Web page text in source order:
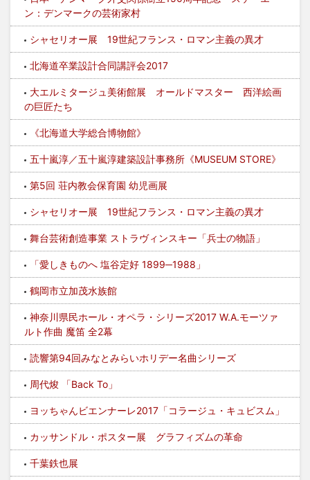
ン：デンマークの芸術家村
シャセリオー展 19世紀フランス・ロマン主義の異才
北海道卒業設計合同講評会2017
大エルミタージュ美術館展 オールドマスター 西洋絵画
の巨匠たち
《北海道大学総合博物館》
五十嵐淳／五十嵐淳建築設計事務所《MUSEUM STORE》
第5回 荘内教会保育園 幼児画展
シャセリオー展 19世紀フランス・ロマン主義の異才
舞台芸術創造事業 ストラヴィンスキー「兵士の物語」
「愛しきものへ 塩谷定好 1899─1988」
鶴岡市立加茂水族館
神奈川県民ホール・オペラ・シリーズ2017 W.A.モーツァ
ルト作曲 魔笛 全2幕
読響第94回みなとみらいホリデー名曲シリーズ
周代焌 「Back To」
ヨッちゃんビエンナーレ2017「コラージュ・キュビスム」
カッサンドル・ポスター展 グラフィズムの革命
千葉鉄也展